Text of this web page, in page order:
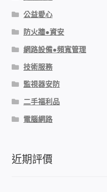
監控安防 工具 軟體 手冊
電話總機 對講機
迅時數位網路電話總機
通航國際(Tonnet)
公益愛心
防火牆●資安
網路設備●頻寬管理
技術服務
監視器安防
二手福利品
電腦網路
近期評價